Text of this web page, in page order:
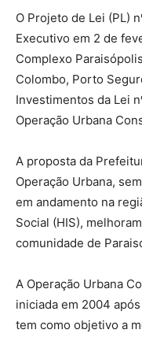
O Projeto de Lei (PL)
Executivo em 2 de
Complexo
Colombo, Porto
Investimentos da Lei
Operação Urbana
A proposta da
Operação Urbana,
em andamento na
Social (HIS),
comunidade de
A Operação Urbana
iniciada em 2004
tem como objetivo a